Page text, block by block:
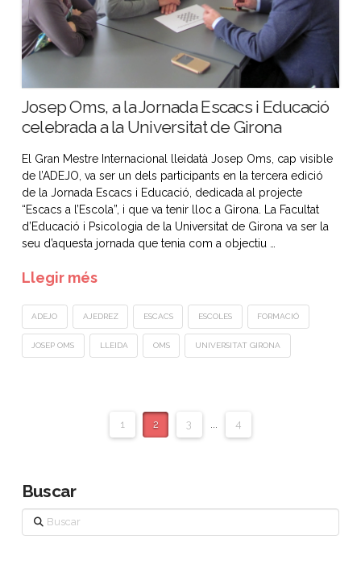
Josep Oms, a la Jornada Escacs i Educació
celebrada a la Universitat de Girona
El Gran Mestre Internacional lleidatà Josep Oms, cap visible
de l’ADEJO, va ser un dels participants en la tercera edició
de la Jornada Escacs i Educació, dedicada al projecte
“Escacs a l’Escola”, i que va tenir lloc a Girona. La Facultat
d’Educació i Psicologia de la Universitat de Girona va ser la
seu d’aquesta jornada que tenia com a objectiu …
Llegir més
ADEJO AJEDREZ ESCACS ESCOLES FORMACIÓ
JOSEP OMS LLEIDA OMS UNIVERSITAT GIRONA
1 2 3 ... 4
Buscar
Buscar